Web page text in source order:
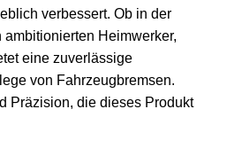
verbessert. Ob in der
Heimwerker,
eine zuverlässige
von Fahrzeugbremsen.
Präzision, die dieses Produkt